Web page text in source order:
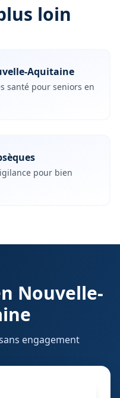
loin
Aquitaine
santé pour seniors en
pour bien
Nouvelle-
engagement